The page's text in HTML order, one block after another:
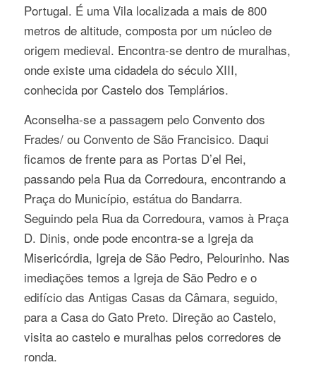
Portugal. É uma Vila localizada a mais de 800
metros de altitude, composta por um núcleo de
origem medieval. Encontra-se dentro de muralhas,
onde existe uma cidadela do século XIII,
conhecida por Castelo dos Templários.
Aconselha-se a passagem pelo Convento dos
Frades/ ou Convento de São Francisico. Daqui
ficamos de frente para as Portas D’el Rei,
passando pela Rua da Corredoura, encontrando a
Praça do Município, estátua do Bandarra.
Seguindo pela Rua da Corredoura, vamos à Praça
D. Dinis, onde pode encontra-se a Igreja da
Misericórdia, Igreja de São Pedro, Pelourinho. Nas
imediações temos a Igreja de São Pedro e o
edifício das Antigas Casas da Câmara, seguido,
para a Casa do Gato Preto. Direção ao Castelo,
visita ao castelo e muralhas pelos corredores de
ronda.